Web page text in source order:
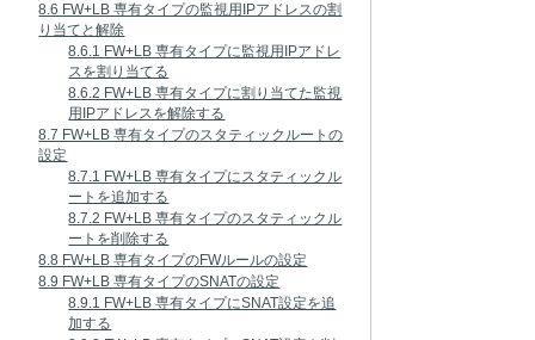
8.6 FW+LB 専有タイプの監視用IPアドレスの割
り当てと解除
8.6.1 FW+LB 専有タイプに監視用IPアドレ
スを割り当てる
8.6.2 FW+LB 専有タイプに割り当てた監視
用IPアドレスを解除する
8.7 FW+LB 専有タイプのスタティックルートの
設定
8.7.1 FW+LB 専有タイプにスタティックル
ートを追加する
8.7.2 FW+LB 専有タイプのスタティックル
ートを削除する
8.8 FW+LB 専有タイプのFWルールの設定
8.9 FW+LB 専有タイプのSNATの設定
8.9.1 FW+LB 専有タイプにSNAT設定を追
加する